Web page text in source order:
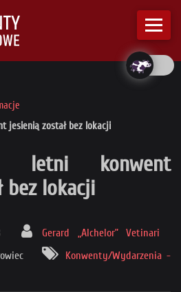
jesienią został bez lokacji
letni konwent
bez lokacji
Gerard „Alchelor” Vetinari
Konwenty/Wydarzenia -